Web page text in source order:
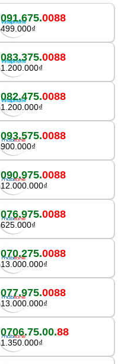
091.675.0088
499.000₫
083.375.0088
1.200.000₫
082.475.0088
1.200.000₫
093.575.0088
900.000₫
090.975.0088
12.000.000₫
076.975.0088
625.000₫
070.275.0088
13.000.000₫
077.975.0088
13.000.000₫
0706.75.00.88
1.350.000₫